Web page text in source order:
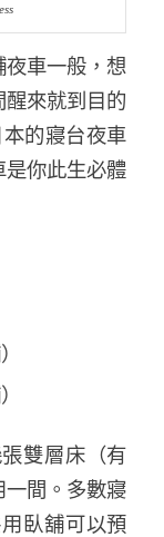
夜車一般，想
來就到目的
的寢台夜車
是你此生必體
雙層床（有
一間。多數寢
臥舖可以預